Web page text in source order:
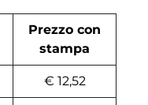
Prezzo con
stampa
€ 12,52